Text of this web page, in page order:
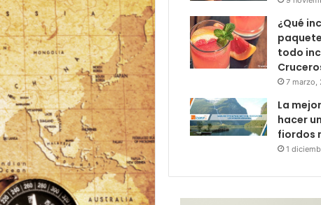
¿Qué
todo
7 marzo,
La
hacer
fiordos
1